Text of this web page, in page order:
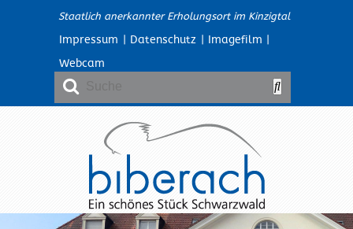
Staatlich anerkannter Erholungsort im Kinzigtal
Impressum | Datenschutz | Imagefilm |
Webcam